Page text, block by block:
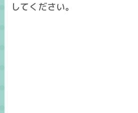
してください。